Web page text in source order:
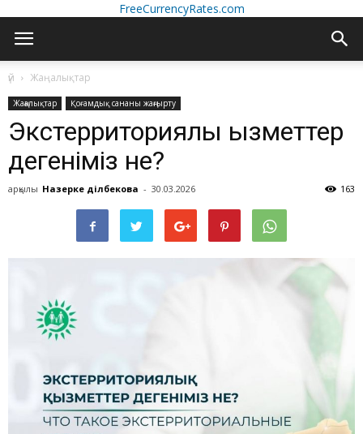
FreeCurrencyRates.com
үй Жаңалықтар
Жаңалықтар Қоғамдық сананы жаңғырту
Экстерриториялық қызметтер
дегеніміз не?
арқылы Назерке Әділбекова - 30.03.2026 163